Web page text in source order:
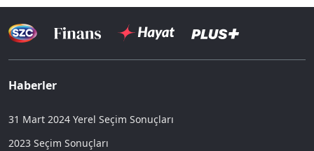
Haberler
31 Mart 2024 Yerel Seçim Sonuçları
2023 Seçim Sonuçları